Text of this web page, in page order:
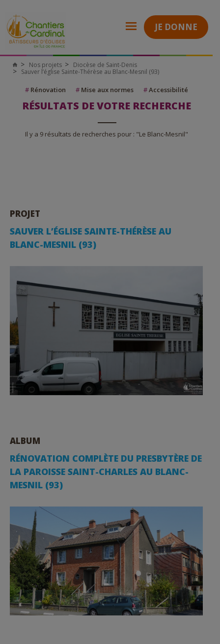
JE DONNE
Nos projets
Diocèse de Saint-Denis
Sauver l’église Sainte-Thérèse au Blanc-Mesnil (93)
#Rénovation #Mise aux normes #Accessibilité
RÉSULTATS DE VOTRE RECHERCHE
Il y a 9 résultats de recherches pour : "Le Blanc-Mesnil"
PROJET
SAUVER L’ÉGLISE SAINTE-THÉRÈSE AU
BLANC-MESNIL (93)
ALBUM
RÉNOVATION COMPLÈTE DU PRESBYTÈRE DE
LA PAROISSE SAINT-CHARLES AU BLANC-
MESNIL (93)